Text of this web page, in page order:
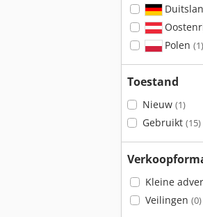
Polen (1)
Toestand
Nieuw (1)
Gebruikt (15)
Kleine
Veilingen (0)